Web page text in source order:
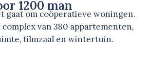
1200 man
gaat om coöperatieve woningen.
van 380 appartementen,
filmzaal en wintertuin.